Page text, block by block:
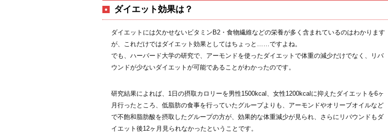
ダイエット効果は？
ダイエットには欠かせないビタミンB2・食物繊維などの栄養が多く含まれているのはわかります
が、これだけではダイエット効果としてはちょっと……ですよね。
でも、ハーバード大学の研究で、アーモンドを使ったダイエットで体重の減少だけでなく、リバ
ウンドが少ないダイエットが可能であることがわかったのです。
研究結果によれば、1日の摂取カロリーを男性1500kcal、女性1200kcalに抑えたダイエットを6ヶ
月行ったところ、低脂肪の食事を行っていたグループよりも、アーモンドやオリーブオイルなど
で不飽和脂肪酸を摂取したグループの方が、効果的な体重減少が見られ、さらにリバウンドもダ
イエット後12ヶ月見られなかったということです。